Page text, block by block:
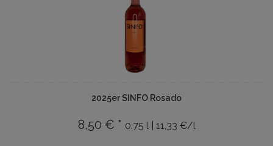
2025er SINFO Rosado
8,50 € * 0.75 l | 11,33 €/l